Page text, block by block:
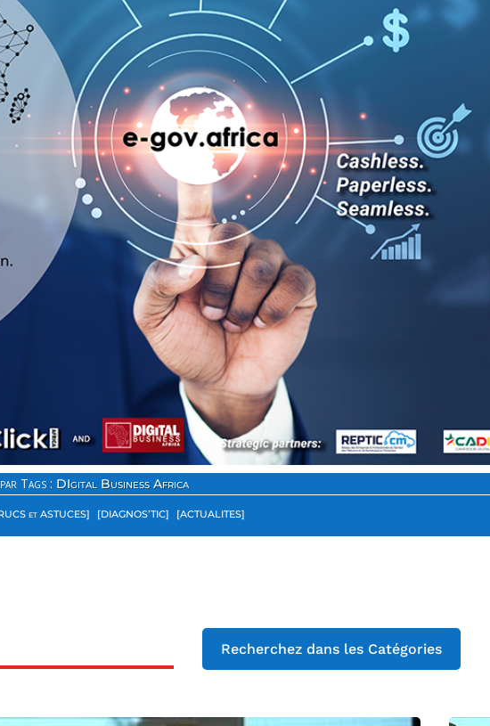
Tags : DIgital Business Africa
et ASTUCES] [DIAGNOS’TIC] [ACTUALITES]
Recherchez dans les Catégories